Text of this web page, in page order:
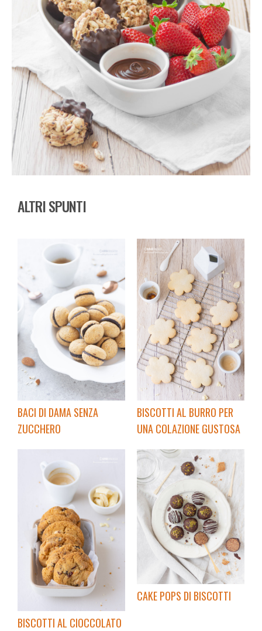
ALTRI SPUNTI
BACI DI DAMA SENZA
ZUCCHERO
BISCOTTI AL BURRO PER
UNA COLAZIONE GUSTOSA
BISCOTTI AL CIOCCOLATO
CAKE POPS DI BISCOTTI